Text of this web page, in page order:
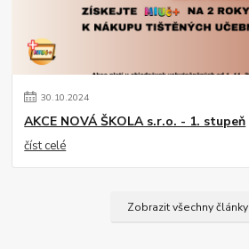
30.10.2024
AKCE NOVÁ ŠKOLA s.r.o. - 1. stupeň
číst celé
Zobrazit všechny články